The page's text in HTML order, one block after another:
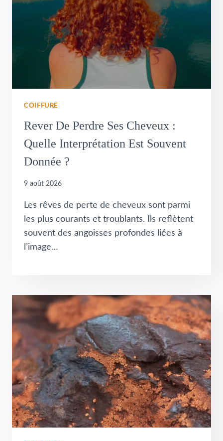
COIFFURE
Rever De Perdre Ses Cheveux :
Quelle Interprétation Est Souvent
Donnée ?
9 août 2026
Les rêves de perte de cheveux sont parmi
les plus courants et troublants. Ils reflètent
souvent des angoisses profondes liées à
l’image…